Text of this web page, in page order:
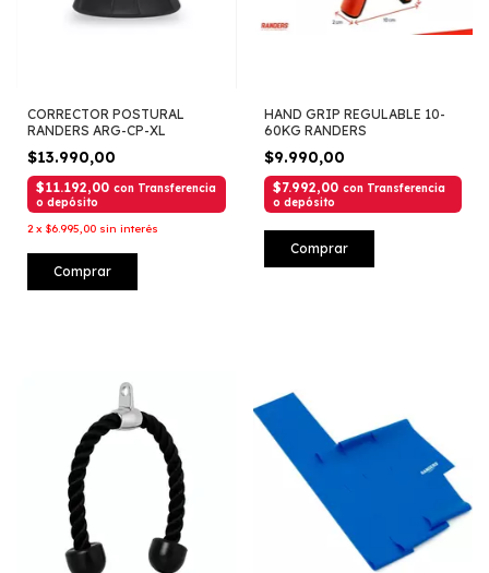
CORRECTOR POSTURAL
RANDERS ARG-CP-XL
$13.990,00
$11.192,00 con Transferencia
o depósito
2 x $6.995,00 sin interés
Comprar
HAND GRIP REGULABLE 10-
60KG RANDERS
$9.990,00
$7.992,00 con Transferencia
o depósito
Comprar